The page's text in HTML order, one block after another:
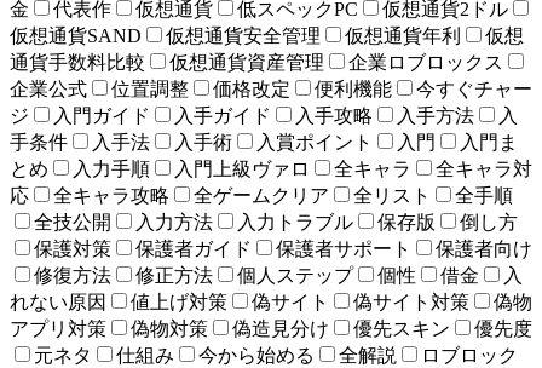
金
代表作 仮想通貨 低スペックPC
仮想通貨2ドル
仮想通貨SAND
仮想通貨安全管理 仮想通貨年利
仮想
通貨手数料比較
仮想通貨資産管理
企業ロブロックス
企業公式
位置調整 価格改定 便利機能
今すぐチャー
ジ
入門ガイド 入手ガイド 入手攻略 入手方法
入
手条件
入手法 入手術 入賞ポイント 入門
入門ま
とめ
入力手順 入門上級ヴァロ 全キャラ
全キャラ対
応
全キャラ攻略 全ゲームクリア 全リスト
全手順
全技公開
入力方法 入力トラブル 保存版
倒し方
保護対策
保護者ガイド 保護者サポート
保護者向け
修復方法
修正方法 個人ステップ 個性 借金
入
れない原因
値上げ対策 偽サイト 偽サイト対策
偽物
アプリ対策
偽物対策 偽造見分け 優先スキン
優先度
元ネタ
仕組み 今から始める 全解説
ロブロック